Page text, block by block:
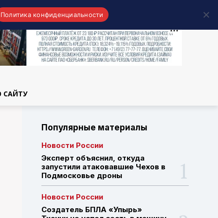
САЙТУ
Популярные материалы
Новости России
Эксперт объяснил, откуда
запустили атаковавшие Чехов в
Подмосковье дроны
Новости России
Создатель БПЛА «Упырь»
Политика конфиденциальности